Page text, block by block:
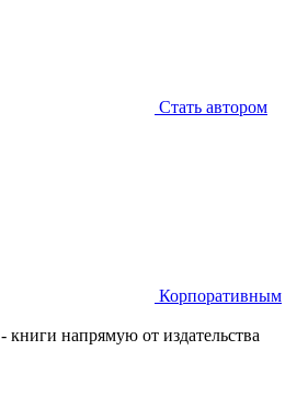
Стать автором
Корпоративным
- книги напрямую от издательства